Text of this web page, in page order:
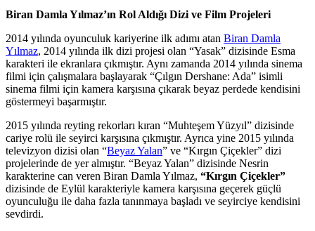
Biran Damla Yılmaz’ın Rol Aldığı Dizi ve Film Projeleri
2014 yılında oyunculuk kariyerine ilk adımı atan Biran Damla
Yılmaz, 2014 yılında ilk dizi projesi olan “Yasak” dizisinde Esma
karakteri ile ekranlara çıkmıştır. Aynı zamanda 2014 yılında sinema
filmi için çalışmalara başlayarak “Çılgın Dershane: Ada” isimli
sinema filmi için kamera karşısına çıkarak beyaz perdede kendisini
göstermeyi başarmıştır.
2015 yılında reyting rekorları kıran “Muhteşem Yüzyıl” dizisinde
cariye rolü ile seyirci karşısına çıkmıştır. Ayrıca yine 2015 yılında
televizyon dizisi olan “Beyaz Yalan” ve “Kırgın Çiçekler” dizi
projelerinde de yer almıştır. “Beyaz Yalan” dizisinde Nesrin
karakterine can veren Biran Damla Yılmaz, “Kırgın Çiçekler”
dizisinde de Eylül karakteriyle kamera karşısına geçerek güçlü
oyunculuğu ile daha fazla tanınmaya başladı ve seyirciye kendisini
sevdirdi.